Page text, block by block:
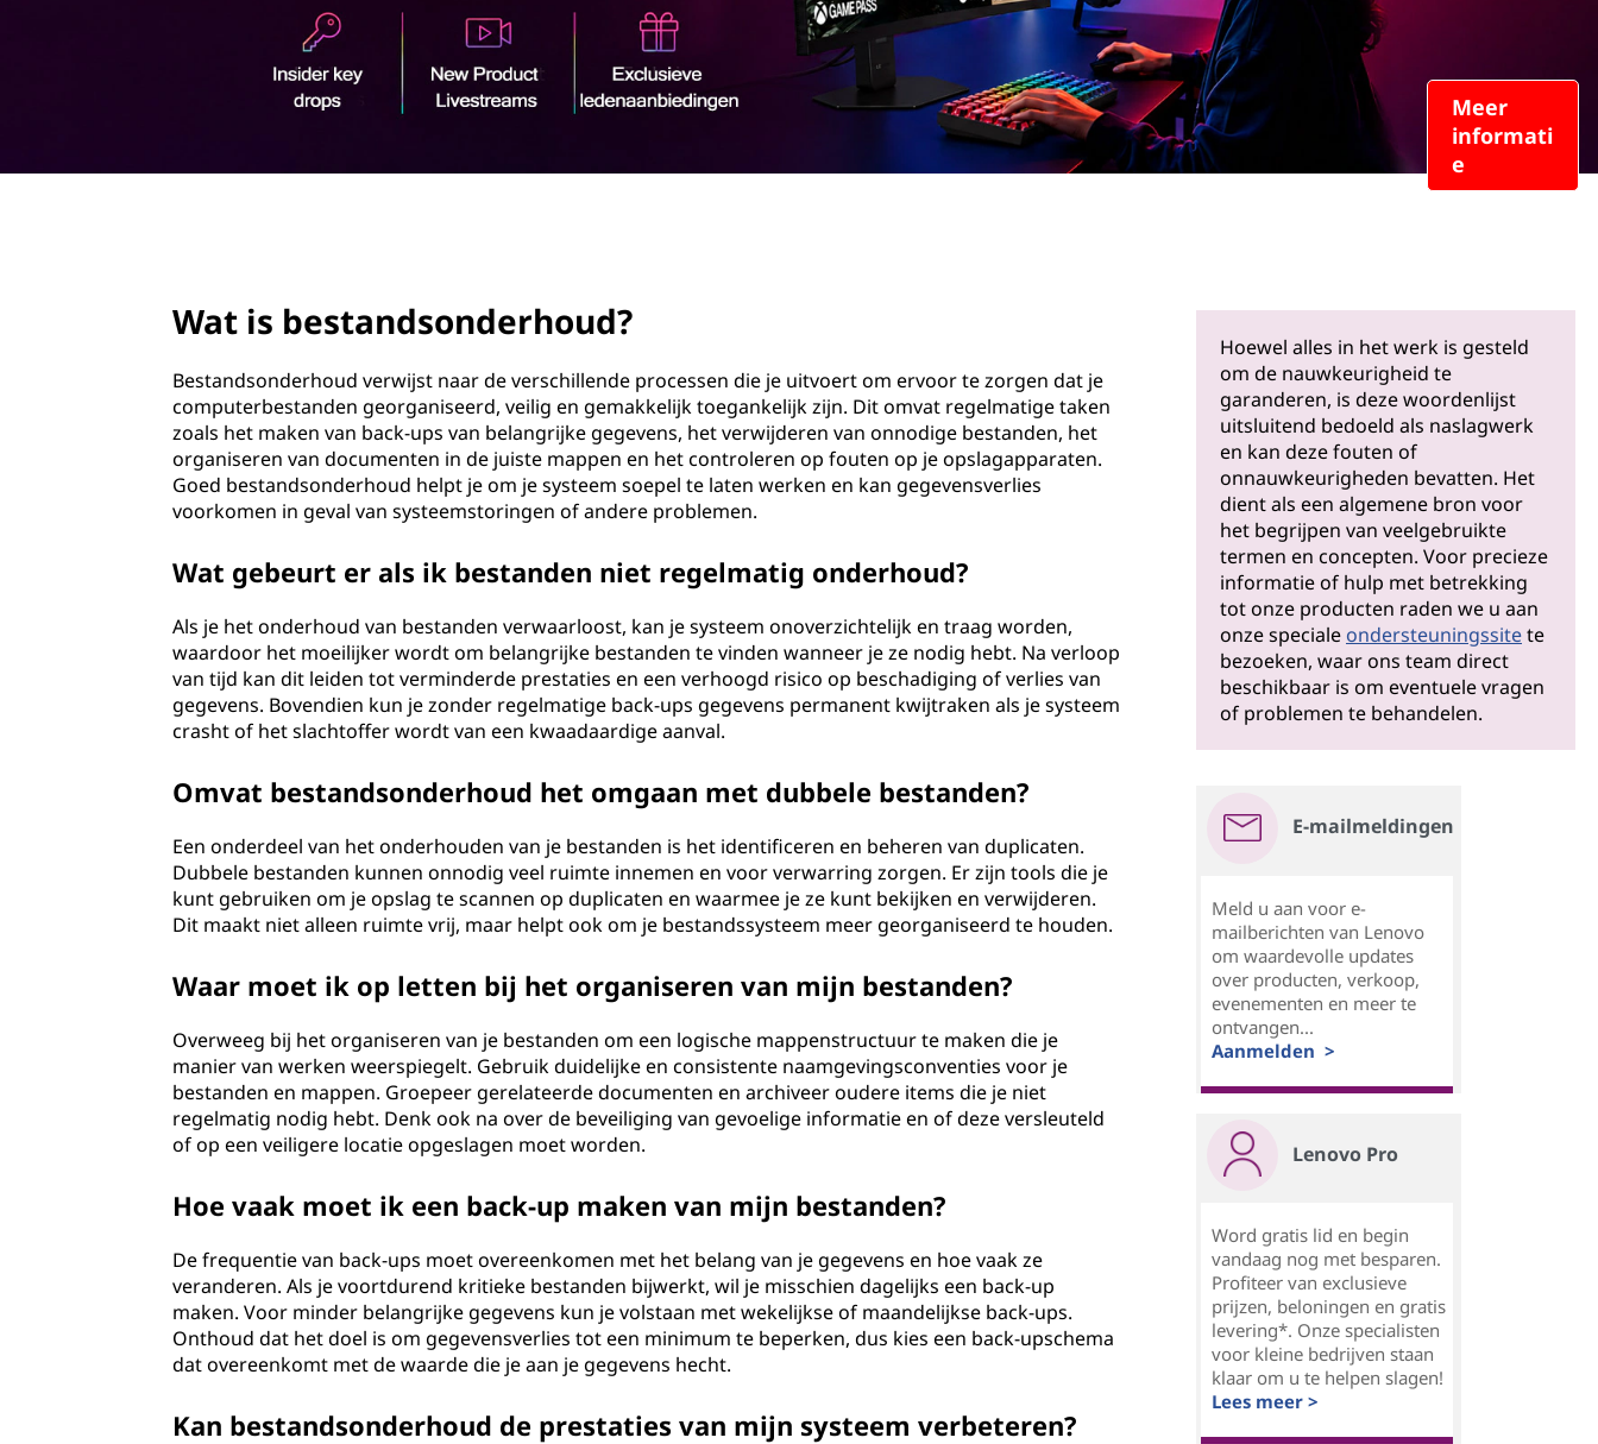
Meer
informati
e
Wat is bestandsonderhoud?
Bestandsonderhoud verwijst naar de verschillende processen die je uitvoert om ervoor te zorgen dat je
computerbestanden georganiseerd, veilig en gemakkelijk toegankelijk zijn. Dit omvat regelmatige taken
zoals het maken van back-ups van belangrijke gegevens, het verwijderen van onnodige bestanden, het
organiseren van documenten in de juiste mappen en het controleren op fouten op je opslagapparaten.
Goed bestandsonderhoud helpt je om je systeem soepel te laten werken en kan gegevensverlies
voorkomen in geval van systeemstoringen of andere problemen.
Wat gebeurt er als ik bestanden niet regelmatig onderhoud?
Als je het onderhoud van bestanden verwaarloost, kan je systeem onoverzichtelijk en traag worden,
waardoor het moeilijker wordt om belangrijke bestanden te vinden wanneer je ze nodig hebt. Na verloop
van tijd kan dit leiden tot verminderde prestaties en een verhoogd risico op beschadiging of verlies van
gegevens. Bovendien kun je zonder regelmatige back-ups gegevens permanent kwijtraken als je systeem
crasht of het slachtoffer wordt van een kwaadaardige aanval.
Omvat bestandsonderhoud het omgaan met dubbele bestanden?
Een onderdeel van het onderhouden van je bestanden is het identificeren en beheren van duplicaten.
Dubbele bestanden kunnen onnodig veel ruimte innemen en voor verwarring zorgen. Er zijn tools die je
kunt gebruiken om je opslag te scannen op duplicaten en waarmee je ze kunt bekijken en verwijderen.
Dit maakt niet alleen ruimte vrij, maar helpt ook om je bestandssysteem meer georganiseerd te houden.
Waar moet ik op letten bij het organiseren van mijn bestanden?
Overweeg bij het organiseren van je bestanden om een logische mappenstructuur te maken die je
manier van werken weerspiegelt. Gebruik duidelijke en consistente naamgevingsconventies voor je
bestanden en mappen. Groepeer gerelateerde documenten en archiveer oudere items die je niet
regelmatig nodig hebt. Denk ook na over de beveiliging van gevoelige informatie en of deze versleuteld
of op een veiligere locatie opgeslagen moet worden.
Hoe vaak moet ik een back-up maken van mijn bestanden?
De frequentie van back-ups moet overeenkomen met het belang van je gegevens en hoe vaak ze
veranderen. Als je voortdurend kritieke bestanden bijwerkt, wil je misschien dagelijks een back-up
maken. Voor minder belangrijke gegevens kun je volstaan met wekelijkse of maandelijkse back-ups.
Onthoud dat het doel is om gegevensverlies tot een minimum te beperken, dus kies een back-upschema
dat overeenkomt met de waarde die je aan je gegevens hecht.
Kan bestandsonderhoud de prestaties van mijn systeem verbeteren?
Hoewel alles in het werk is gesteld
om de nauwkeurigheid te
garanderen, is deze woordenlijst
uitsluitend bedoeld als naslagwerk
en kan deze fouten of
onnauwkeurigheden bevatten. Het
dient als een algemene bron voor
het begrijpen van veelgebruikte
termen en concepten. Voor precieze
informatie of hulp met betrekking
tot onze producten raden we u aan
onze speciale ondersteuningssitete
bezoeken, waar ons team direct
beschikbaar is om eventuele vragen
of problemen te behandelen.
E-mailmeldingen
Meld u aan voor e-
mailberichten van Lenovo
om waardevolle updates
over producten, verkoop,
evenementen en meer te
ontvangen...
Aanmelden >
Lenovo Pro
Word gratis lid en begin
vandaag nog met besparen.
Profiteer van exclusieve
prijzen, beloningen en gratis
levering*. Onze specialisten
voor kleine bedrijven staan
klaar om u te helpen slagen!
Lees meer >